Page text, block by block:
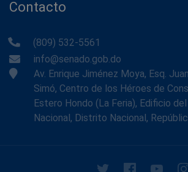
Contacto
(809) 532-5561
info@senado.gob.do
Av. Enrique Jiménez Moya, Esq.
Simó, Centro de los Héroes de
Estero Hondo (La Feria), Edificio
Nacional, Distrito Nacional,